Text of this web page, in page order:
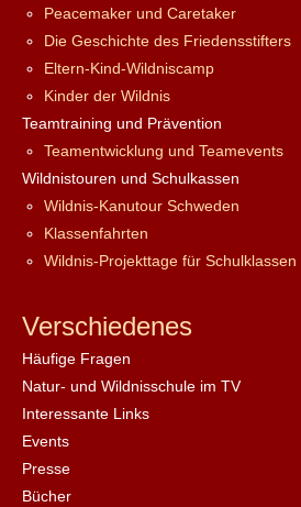
Peacemaker und Caretaker
Die Geschichte des Friedensstifters
Eltern-Kind-Wildniscamp
Kinder der Wildnis
Teamtraining und Prävention
Teamentwicklung und Teamevents
Wildnistouren und Schulkassen
Wildnis-Kanutour Schweden
Klassenfahrten
Wildnis-Projekttage für Schulklassen
Verschiedenes
Häufige Fragen
Natur- und Wildnisschule im TV
Interessante Links
Events
Presse
Bücher